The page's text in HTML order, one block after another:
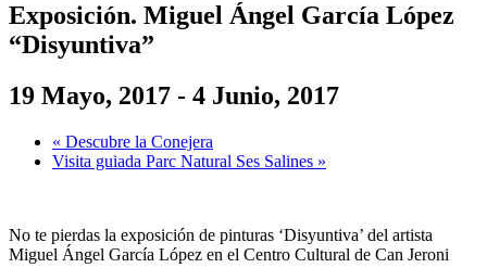
Exposición. Miguel Ángel García López
“Disyuntiva”
19 Mayo, 2017 - 4 Junio, 2017
« Descubre la Conejera
Visita guiada Parc Natural Ses Salines »
No te pierdas la exposición de pinturas ‘Disyuntiva’ del artista
Miguel Ángel García López en el Centro Cultural de Can Jeroni